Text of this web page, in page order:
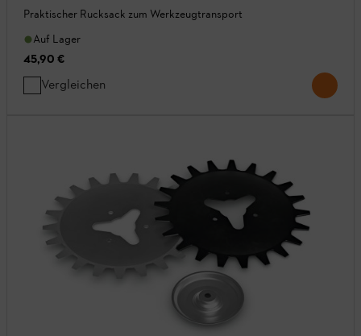
Praktischer Rucksack zum Werkzeugtransport
Auf Lager
45,90 €
Vergleichen